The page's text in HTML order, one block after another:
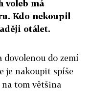
voleb má
Kdo nekoupil
otálet.
dovolenou do zemí
je nakoupit spíše
na tom většina